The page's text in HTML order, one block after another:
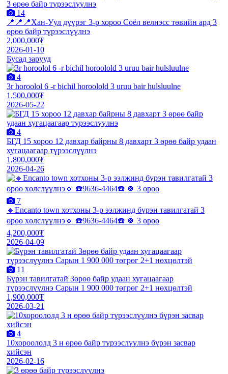
14
📍📍📍Хан-Уул дүүрэг 3-р хороо Соёл велнэсс төвийн ард 3
өрөө байр түрээслүүлнэ
2,000,000₮
2026-01-10
Бусад зарууд
4
3r horoolol 6 -r bichil horoolold 3 uruu bair hulsluulne
1,500,000₮
2026-05-22
4
БГД 15 хороо 12 давхар байрны 8 давхарт 3 өрөө байр удаан
хугацаагаар түрээслүүлнэ
1,800,000₮
2026-04-26
7
🔹️Encanto town хотхоны 3-р ээлжинд бүрэн тавилгатай 3
өрөө хөлслүүлнэ🔹️ ☎️9636-4464☎️ 🍀 3 өрөө
4,200,000₮
2026-04-09
11
Бүрэн тавилгатай 3өрөө байр удаан хугацаагаар
түрээслүүлнэ Сарын 1 900 000 төгрөг 2+1 нөхцөлтэй
1,900,000₮
2026-03-21
4
10хороололд 3 н өрөө байр түрээслүүлнэ бүрэн засвар
хийсэн
2026-02-16